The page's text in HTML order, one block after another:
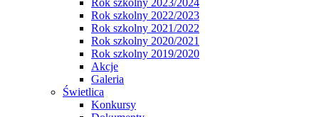
Rok szkolny 2022/2023
Rok szkolny 2021/2022
Rok szkolny 2020/2021
Rok szkolny 2019/2020
Akcje
Galeria
Świetlica
Konkursy